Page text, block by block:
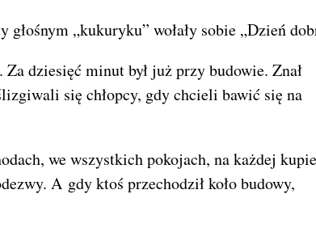
„kukuryku” wołały sobie „Dzień
dziesięć minut był już przy budowie. Znał
się chłopcy, gdy chcieli bawić się na
we wszystkich pokojach, na każdej kupie
A gdy ktoś przechodził koło budowy,